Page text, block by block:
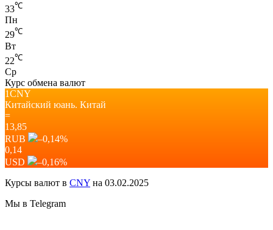
33℃
Пн
29℃
Вт
22℃
Ср
Курс обмена валют
1CNY
Китайский юань. Китай
=
13,85
RUB
–0,14%
0,14
USD
–0,16%
Курсы валют в CNY на 03.02.2025
Мы в Telegram